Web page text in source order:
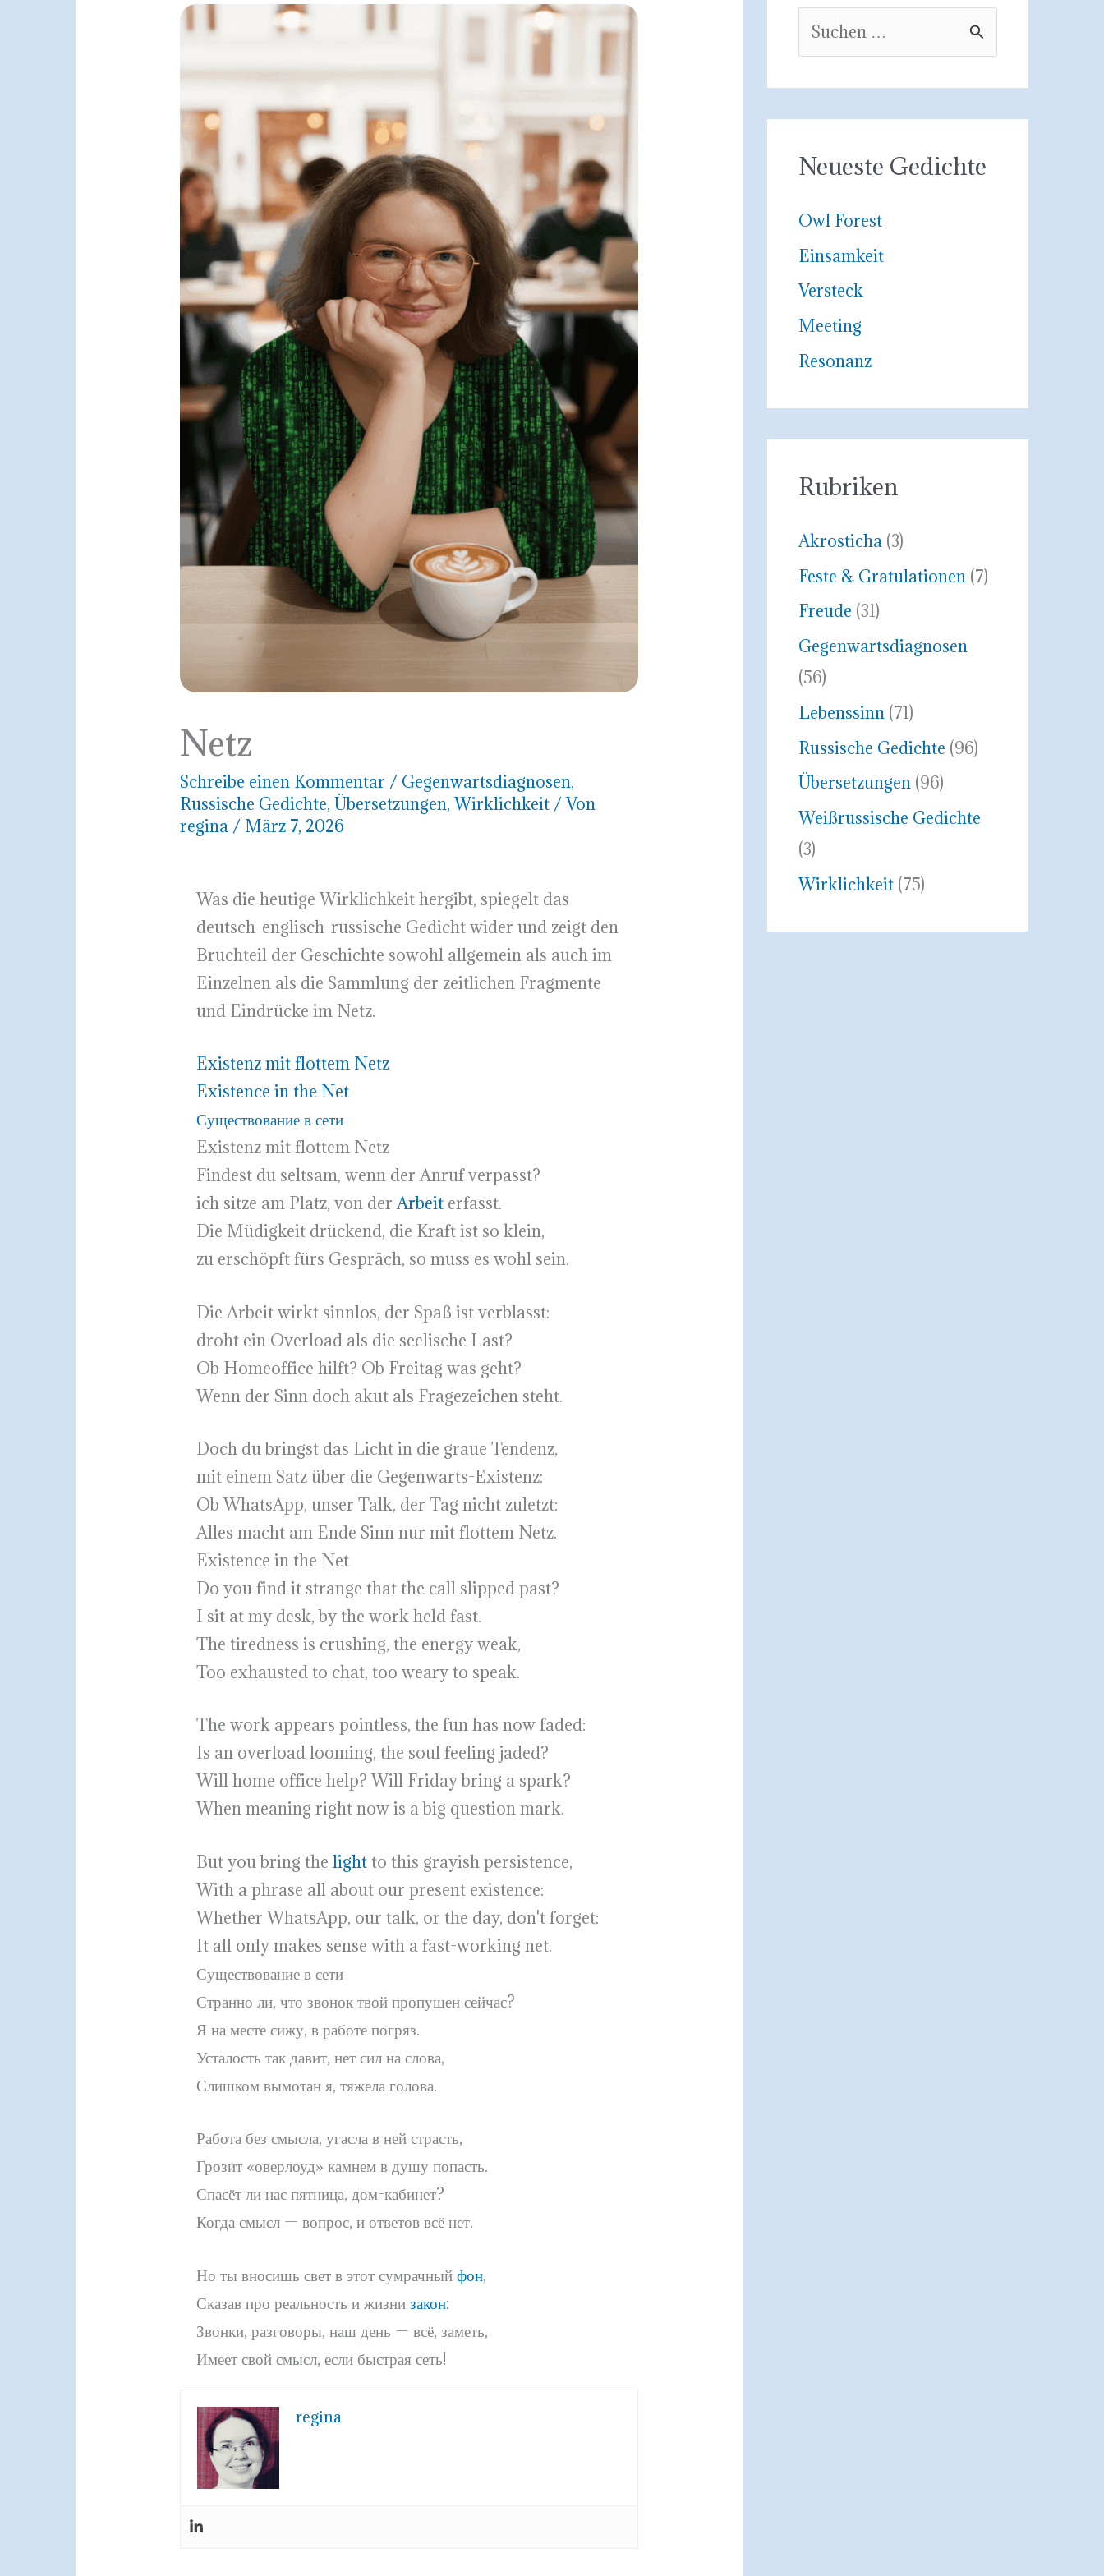
Netz
Schreibe einen Kommentar / Gegenwartsdiagnosen,
Russische Gedichte, Übersetzungen,Wirklichkeit/ Von
regina / März 7, 2026
Was die heutige Wirklichkeit hergibt, spiegelt das
deutsch-englisch-russische Gedicht wider und zeigt den
Bruchteil der Geschichte sowohl allgemein als auch im
Einzelnen als die Sammlung der zeitlichen Fragmente
und Eindrücke im Netz.
Existenz mit flottem Netz
Existence in the Net
Существование в сети
Existenz mit flottem Netz
Findest du seltsam, wenn der Anruf verpasst?
ich sitze am Platz, von derArbeiterfasst.
Die Müdigkeit drückend, die Kraft ist so klein,
zu erschöpft fürs Gespräch, so muss es wohl sein.
Die Arbeit wirkt sinnlos, der Spaß ist verblasst:
droht ein Overload als die seelische Last?
Ob Homeoffice hilft? Ob Freitag was geht?
Wenn der Sinn doch akut als Fragezeichen steht.
Doch du bringst das Licht in die graue Tendenz,
mit einem Satz über die Gegenwarts-Existenz:
Ob WhatsApp, unser Talk, der Tag nicht zuletzt:
Alles macht am Ende Sinn nur mit flottem Netz.
Existence in the Net
Do you find it strange that the call slipped past?
I sit at my desk, by the work held fast.
The tiredness is crushing, the energy weak,
Too exhausted to chat, too weary to speak.
The work appears pointless, the fun has now faded:
Is an overload looming, the soul feeling jaded?
Will home office help? Will Friday bring a spark?
When meaning right now is a big question mark.
But you bring the lightto this grayish persistence,
With a phrase all about our present existence:
Whether WhatsApp, our talk, or the day, don't forget:
It all only makes sense with a fast-working net.
Существование в сети
Странно ли, что звонок твой пропущен сейчас?
Я на месте сижу, в работе погряз.
Усталость так давит, нет сил на слова,
Слишком вымотан я, тяжела голова.
Работа без смысла, угасла в ней страсть,
Грозит «оверлоуд» камнем в душу попасть.
Спасёт ли нас пятница, дом-кабинет?
Когда смысл — вопрос, и ответов всё нет.
Но ты вносишь свет в этот сумрачныйфон,
Сказав про реальность и жизнизакон:
Звонки, разговоры, наш день — всё, заметь,
Имеет свой смысл, если быстрая сеть!
regina
u
c
h
n
n
h
:
Neueste Gedichte
Owl Forest
Einsamkeit
Versteck
Meeting
Resonanz
Rubriken
Akrosticha (3)
Feste & Gratulationen (7)
Freude (31)
Gegenwartsdiagnosen
(56)
Lebenssinn (71)
Russische Gedichte (96)
Übersetzungen (96)
Weißrussische Gedichte
(3)
Wirklichkeit (75)